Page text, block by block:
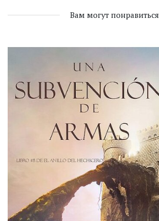
Вам могут понравиться